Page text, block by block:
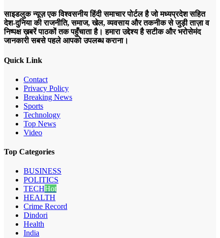
साइडलुक न्यूज़ एक विश्वसनीय हिंदी समाचार पोर्टल है जो मध्यप्रदेश सहित
देश-दुनिया की राजनीति, समाज, खेल, व्यवसाय और तकनीक से जुड़ी ताज़ा व
निष्पक्ष ख़बरें पाठकों तक पहुँचाता है। हमारा उद्देश्य है सटीक और भरोसेमंद
जानकारी सबसे पहले आपको उपलब्ध कराना।
Quick Link
Contact
Privacy Policy
Breaking News
Sports
Technology
Top News
Video
Top Categories
BUSINESS
POLITICS
TECHHot
HEALTH
Crime Record
Dindori
Health
India